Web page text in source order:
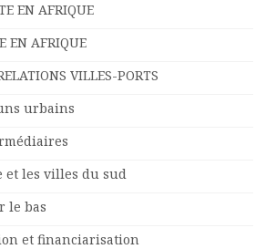
EN AFRIQUE
EN AFRIQUE
VILLES-PORTS
urbains
et les villes du sud
le bas
et financiarisation